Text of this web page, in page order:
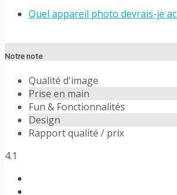
Quel appareil photo devrais-je
Notre note
Qualité d'image
Prise en main
Fun & Fonctionnalités
Design
Rapport qualité / prix
4.1